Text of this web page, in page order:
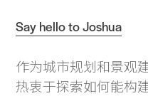
Say hello to Joshua
作为城市规划和景观
热衷于探索如何能构